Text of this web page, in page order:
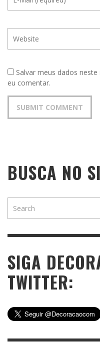
Salvar meus dados
eu comentar.
BUSCA NO
SIGA
TWITTER: